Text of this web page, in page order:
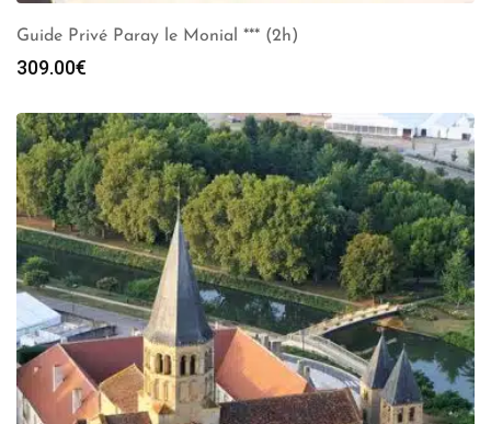
Guide Privé Paray le Monial *** (2h)
309.00€